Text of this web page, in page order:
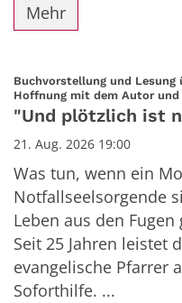
Mehr
Buchvorstellung und Lesung
Hoffnung mit dem Autor
"Und plötzlich ist
21. Aug. 2026 19:00
Was tun, wenn ein
Notfallseelsorgende
Leben aus den
Seit 25 Jahren leistet
evangelische Pfarrer
Soforthilfe. ...